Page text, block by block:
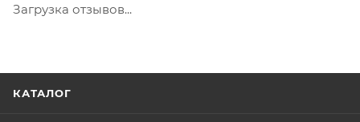
Загрузка отзывов...
КАТАЛОГ